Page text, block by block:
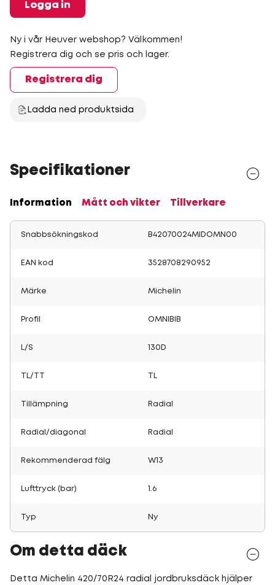
Logga in
Ny i vår Heuver webshop? Välkommen!
Registrera dig och se pris och lager.
Registrera dig
Ladda ned produktsida
Specifikationer
Information Mått och vikter Tillverkare
Snabbsökningskod B42070024MIDOMN00
EAN kod 3528708290952
Märke Michelin
Profil OMNIBIB
L/S 130D
TL/TT
Tillämpning Radial
Radial/diagonal Radial
Rekommenderad fälg W13
Lufttryck (bar) 1.6
Typ Ny
Om detta däck
Detta Michelin 420/70R24 radial jordbruksdäck hjälper